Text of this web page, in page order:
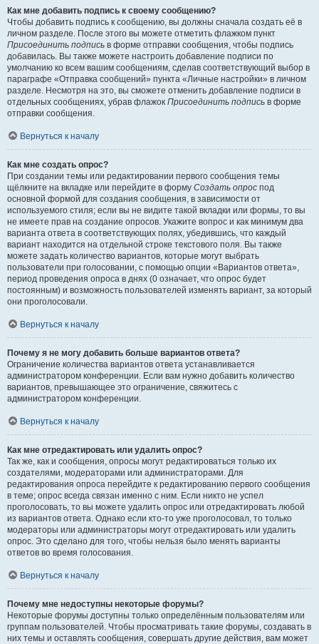
Как мне добавить подпись к своему сообщению?
Чтобы добавить подпись к сообщению, вы должны сначала создать её в
личном разделе. После этого вы можете отметить флажком пункт
Присоединить подпись в форме отправки сообщения, чтобы подпись
добавилась. Вы также можете настроить добавление подписи по
умолчанию ко всем вашим сообщениям, сделав соответствующий выбор в
параграфе «Отправка сообщений» пункта «Личные настройки» в личном
разделе. Несмотря на это, вы сможете отменить добавление подписи в
отдельных сообщениях, убрав флажок Присоединить подпись в форме
отправки сообщения.
Вернуться к началу
Как мне создать опрос?
При создании темы или редактировании первого сообщения темы
щёлкните на вкладке или перейдите в форму Создать опрос под
основной формой для создания сообщения, в зависимости от
используемого стиля; если вы не видите такой вкладки или формы, то вы
не имеете прав на создание опросов. Укажите вопрос и как минимум два
варианта ответа в соответствующих полях, убедившись, что каждый
вариант находится на отдельной строке текстового поля. Вы также
можете задать количество вариантов, которые могут выбрать
пользователи при голосовании, с помощью опции «Вариантов ответа»,
период проведения опроса в днях (0 означает, что опрос будет
постоянным) и возможность пользователей изменять вариант, за который
они проголосовали.
Вернуться к началу
Почему я не могу добавить больше вариантов ответа?
Ограничение количества вариантов ответа устанавливается
администратором конференции. Если вам нужно добавить количество
вариантов, превышающее это ограничение, свяжитесь с
администратором конференции.
Вернуться к началу
Как мне отредактировать или удалить опрос?
Так же, как и сообщения, опросы могут редактироваться только их
создателями, модераторами или администраторами. Для
редактирования опроса перейдите к редактированию первого сообщения
в теме; опрос всегда связан именно с ним. Если никто не успел
проголосовать, то вы можете удалить опрос или отредактировать любой
из вариантов ответа. Однако если кто-то уже проголосовал, то только
модераторы или администраторы могут отредактировать или удалить
опрос. Это сделано для того, чтобы нельзя было менять варианты
ответов во время голосования.
Вернуться к началу
Почему мне недоступны некоторые форумы?
Некоторые форумы доступны только определённым пользователям или
группам пользователей. Чтобы просматривать такие форумы, создавать в
них темы и оставлять сообщения, совершать другие действия, вам может